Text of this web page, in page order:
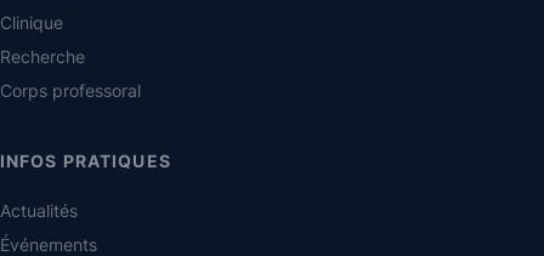
Clinique
Recherche
Corps professoral
INFOS PRATIQUES
Actualités
Événements